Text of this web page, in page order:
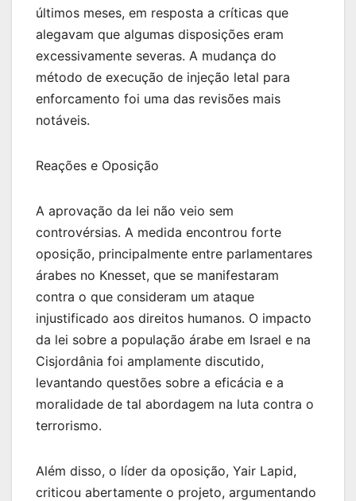
últimos meses, em resposta a críticas que
alegavam que algumas disposições eram
excessivamente severas. A mudança do
método de execução de injeção letal para
enforcamento foi uma das revisões mais
notáveis.
Reações e Oposição
A aprovação da lei não veio sem
controvérsias. A medida encontrou forte
oposição, principalmente entre parlamentares
árabes no Knesset, que se manifestaram
contra o que consideram um ataque
injustificado aos direitos humanos. O impacto
da lei sobre a população árabe em Israel e na
Cisjordânia foi amplamente discutido,
levantando questões sobre a eficácia e a
moralidade de tal abordagem na luta contra o
terrorismo.
Além disso, o líder da oposição, Yair Lapid,
criticou abertamente o projeto, argumentando